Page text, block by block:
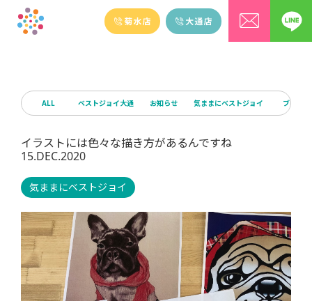
ALL ベストジョイ大通 お知らせ 気ままにベストジョイ ブログ
イラストには色々な描き方があるんですね
15.DEC.2020
気ままにベストジョイ